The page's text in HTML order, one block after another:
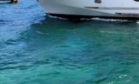
Bateau Porquerolles,